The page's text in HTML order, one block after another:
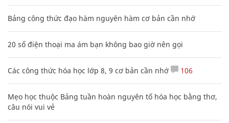
Bảng công thức đạo hàm nguyên hàm cơ bản cần nhớ
20 số điện thoại ma ám bạn không bao giờ nên gọi
Các công thức hóa học lớp 8, 9 cơ bản cần nhớ 106
Mẹo học thuộc Bảng tuần hoàn nguyên tố hóa học bằng thơ,
câu nói vui vẻ